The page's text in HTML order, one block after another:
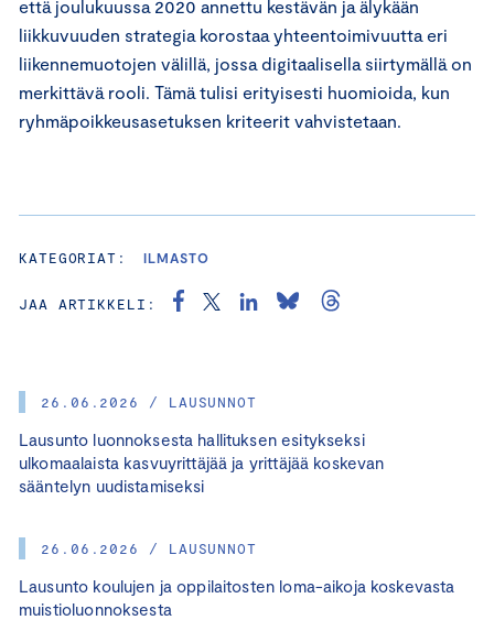
26.06.2026 / LAUSUNNOT
Lausunto luonnoksesta hallituksen esitykseksi
ulkomaalaista kasvuyrittäjää ja yrittäjää koskevan
sääntelyn uudistamiseksi
26.06.2026 / LAUSUNNOT
Lausunto koulujen ja oppilaitosten loma-aikoja koskevasta
muistioluonnoksesta
että joulukuussa 2020 annettu kestävän ja älykään
liikkuvuuden strategia korostaa yhteentoimivuutta eri
liikennemuotojen välillä, jossa digitaalisella siirtymällä on
merkittävä rooli. Tämä tulisi erityisesti huomioida, kun
ryhmäpoikkeusasetuksen kriteerit vahvistetaan.
KATEGORIAT: ILMASTO
JAA ARTIKKELI: